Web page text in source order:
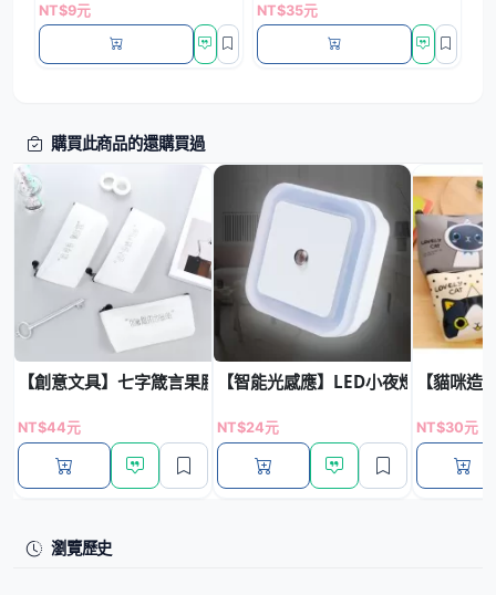
NT$9元 NT$35元
購買此商品的還購買過
【創意文具】七字箴言果膠筆袋 - 搞笑船型三角收納盒
NT$44元
【智能光感應】LED小夜燈 - 自動節
NT$24元
【貓咪
NT$30元
瀏覽歷史